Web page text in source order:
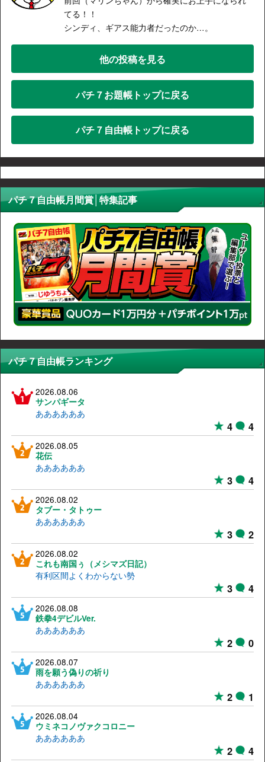
てる！！
シンディ、ギアス能力者だったのか…。
他の投稿を見る
パチ７お題帳トップに戻る
パチ７自由帳トップに戻る
パチ７自由帳月間賞│特集記事
パチ７自由帳ランキング
2026.08.06
サンパギータ
ああああああ
4 4
2026.08.05
花伝
ああああああ
3 4
2026.08.02
タブー・タトゥー
ああああああ
3 2
2026.08.02
これも南国ぅ（メシマズ日記）
有利区間よくわからない勢
3 4
2026.08.08
鉄拳4デビルVer.
ああああああ
2 0
2026.08.07
雨を願う偽りの祈り
ああああああ
2 1
2026.08.04
ウミネコノヴァクコロニー
ああああああ
2 4